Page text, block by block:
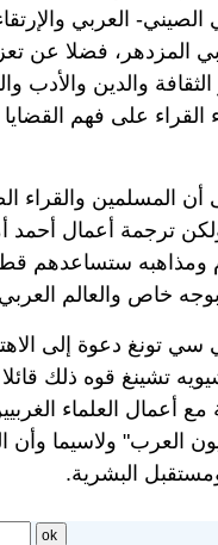
الصيني- العربي
المزدهر، فضلا عن
والدين والأدب
على فهم
المسلمين والقراء
ولكن ترجمة أعمال
ومذاهبه
بوجه خاص والعالم
تونغ دعوة إلى
تشينغ قوه ذلك
مع أعمال العلماء
العرب" ولاسيما وأن
ومستقبل البشرية.